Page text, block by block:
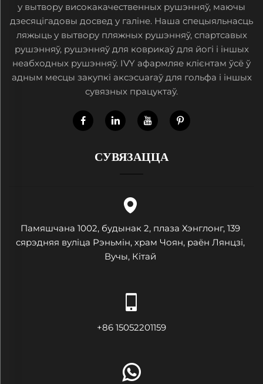
у вытвору високакачественных рушэнняў, маючы
дзесяцігадовы досвед у галіне. Наша спецыяльнасць
ляжыць у вытвору пляжных рушэнняў, спартсавых
рушэнняў, рушэнняў для коврикаў для йогі і іншых
неабходных рушэнняў. IVY афармляе клієнтам ўсё ў
адным месцы закупкі аксэсuarаў для гольфа і іншых
сувязных працуктаў.
СУВЯЗАЦЦА
Памяшчана 1002, будынак 2, плаза Хэнглонг, 139
сярэдняя вуліца Рэньмін, храм Чоян, раён Лянцзі,
Вучы, Кітай
+86 15052201159